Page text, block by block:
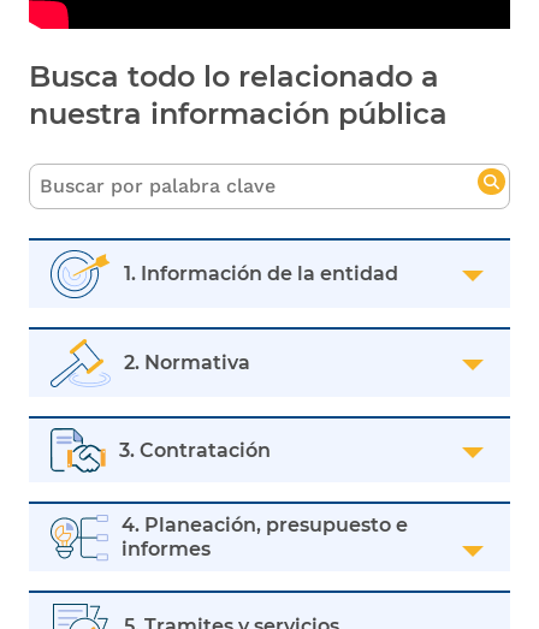
Busca todo lo relacionado a
nuestra información pública
1. Información de la entidad
2. Normativa
3. Contratación
4. Planeación, presupuesto e
informes